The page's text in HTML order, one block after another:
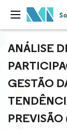
ANÁLISE
GESTÃO